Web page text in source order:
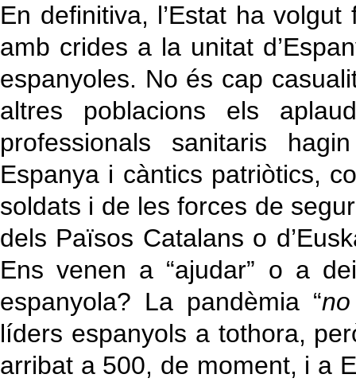
En definitiva, l’Estat ha
amb crides a la unitat
espanyoles. No és cap
altres poblacions els
professionals sanitaris
Espanya i càntics patriòtics,
soldats i de les forces de
dels Països Catalans o
Ens venen a “ajudar” o a
espanyola? La pandèmia “
líders espanyols a tothora,
arribat a 500, de moment, i a